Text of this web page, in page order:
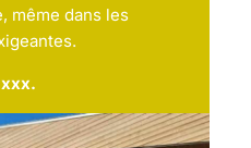
même dans les